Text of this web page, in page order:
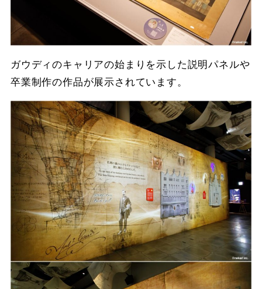
ガウディのキャリアの始まりを示した説明パネルや
卒業制作の作品が展示されています。